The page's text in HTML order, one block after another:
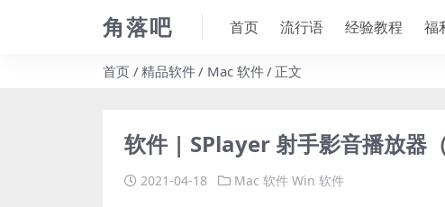
角落吧 首页 流行语 经验教程 福
首页 精品软件 Mac 软件 正文
软件 | SPlayer 射手影音播放器
2021-04-18 Mac 软件 Win 软件